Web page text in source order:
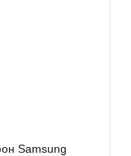
Samsung